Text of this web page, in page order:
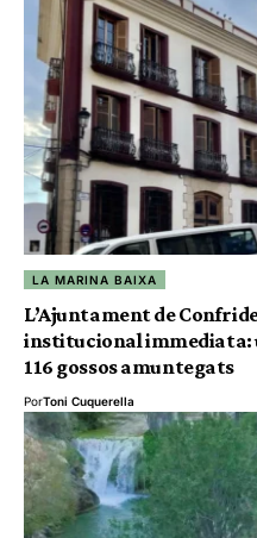
LA MARINA BAIXA
L’Ajuntament de
institucional immediata:
116 gossos amuntegats
PorToni Cuquerella